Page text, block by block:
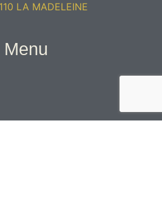
LA MADELEINE
Menu